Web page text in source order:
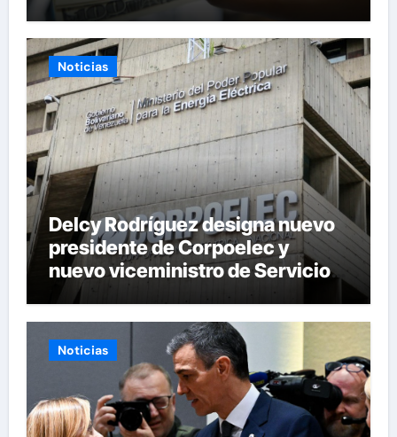
Noticias
Delcy Rodríguez designa nuevo
presidente de Corpoelec y
nuevo viceministro de Servicios
Eléctricos
Noticias